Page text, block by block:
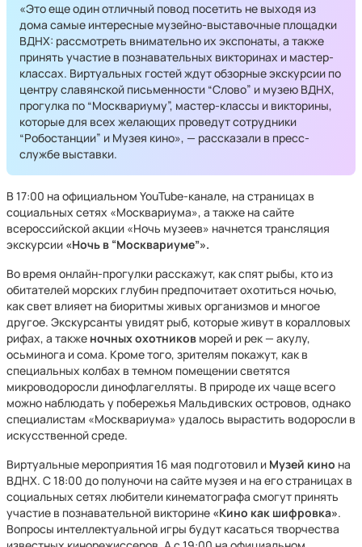
«Это еще один отличный повод посетить не выходя из
дома самые интересные музейно-выставочные площадки
ВДНХ: рассмотреть внимательно их экспонаты, а также
принять участие в познавательных викторинах и мастер-
классах. Виртуальных гостей ждут обзорные экскурсии по
центру славянской письменности “Слово” и музею ВДНХ,
прогулка по “Москвариуму”, мастер-классы и викторины,
которые для всех желающих проведут сотрудники
“Робостанции” и Музея кино», — рассказали в пресс-
службе выставки.
В 17:00 на официальном YouTube-канале, на страницах в
социальных сетях «Москвариума», а также на сайте
всероссийской акции «Ночь музеев» начнется трансляция
экскурсии «Ночь в “Москвариуме”».
Во время онлайн-прогулки расскажут, как спят рыбы, кто из
обитателей морских глубин предпочитает охотиться ночью,
как свет влияет на биоритмы живых организмов и многое
другое. Экскурсанты увидят рыб, которые живут в коралловых
рифах, а также ночных охотников морей и рек — акулу,
осьминога и сома. Кроме того, зрителям покажут, как в
специальных колбах в темном помещении светятся
микроводоросли динофлагелляты. В природе их чаще всего
можно наблюдать у побережья Мальдивских островов, однако
специалистам «Москвариума» удалось вырастить водоросли в
искусственной среде.
Виртуальные мероприятия 16 мая подготовил и Музей кино на
ВДНХ. С 18:00 до полуночи на сайте музея и на его страницах в
социальных сетях любители кинематографа смогут принять
участие в познавательной викторине «Кино как шифровка».
Вопросы интеллектуальной игры будут касаться творчества